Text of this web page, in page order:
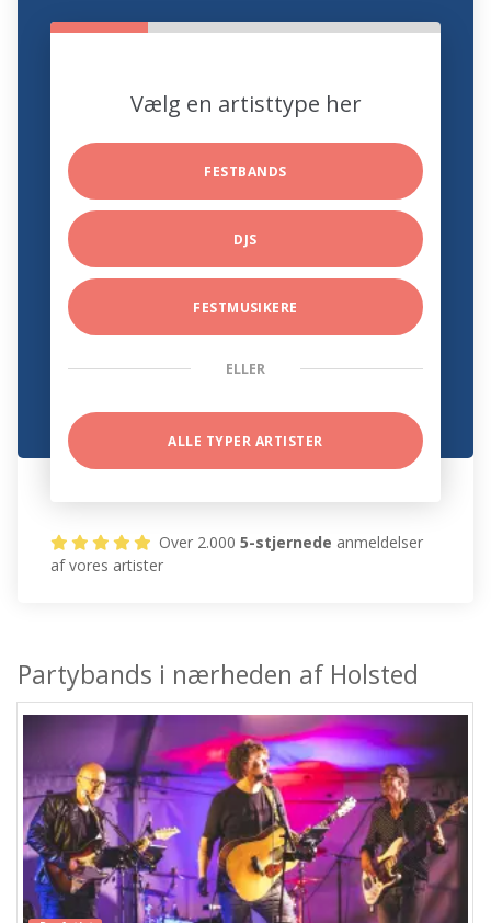
Vælg en artisttype her
FESTBANDS
DJS
FESTMUSIKERE
ELLER
ALLE TYPER ARTISTER
Over 2.0005-stjernede anmeldelser
af vores artister
Partybands i nærheden af Holsted